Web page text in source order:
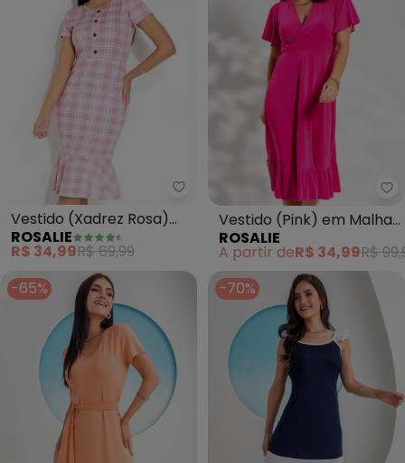
Rosalie - Vestido (Xadrez
Vestido (Xadrez Rosa)
com Babado
ROSALIE
R$ 34,99R$ 69,99
Vestido (Pink) em Malha
com Elastano
ROSALIE
A partir deR$ 34,99R$
-65%
-70%